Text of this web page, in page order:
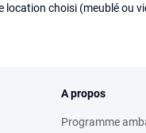
location choisi (meublé ou
A propos
Programme